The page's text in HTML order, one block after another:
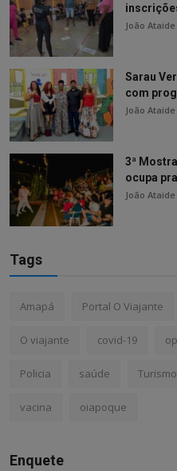
João Ataide
Sarau
com
João Ataide
3ª
ocupa
João Ataide
Tags
Amapá Portal O Viajante
O viajante covid-19
Policia saúde Turismo
vacina oiapoque
Enquete